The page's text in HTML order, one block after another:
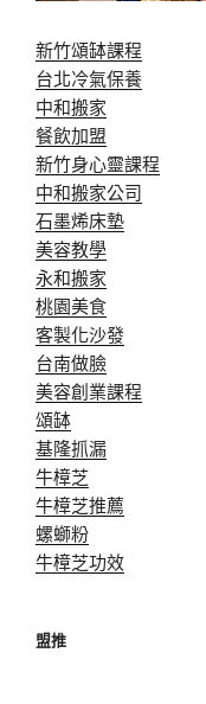
新竹頌缽課程
台北冷氣保養
中和搬家
餐飲加盟
新竹身心靈課程
中和搬家公司
石墨烯床墊
美容教學
永和搬家
桃園美食
客製化沙發
台南做臉
美容創業課程
頌缽
基隆抓漏
牛樟芝
牛樟芝推薦
螺螄粉
牛樟芝功效
盟推